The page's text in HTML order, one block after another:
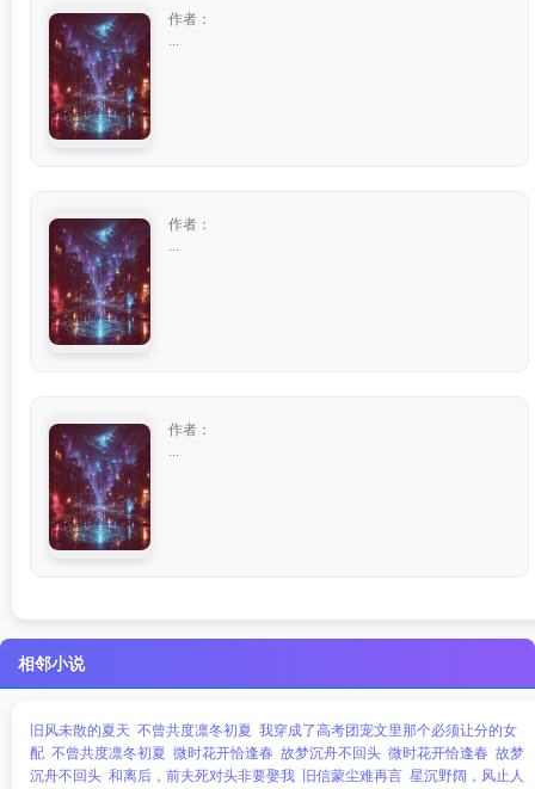
作者：
作者：
作者：
相邻小说
旧风未散的夏天 不曾共度凛冬初夏 我穿成了高考团宠文里那个必须让分的女
配 不曾共度凛冬初夏 微时花开恰逢春 故梦沉舟不回头 微时花开恰逢春 故梦
沉舟不回头 和离后，前夫死对头非要娶我 旧信蒙尘难再言 星沉野阔，风止人